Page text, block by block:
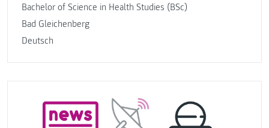
Bachelor of Science in Health Studies (BSc)
Bad Gleichenberg
Deutsch